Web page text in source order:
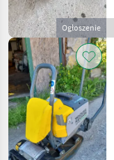
Ogłoszenie